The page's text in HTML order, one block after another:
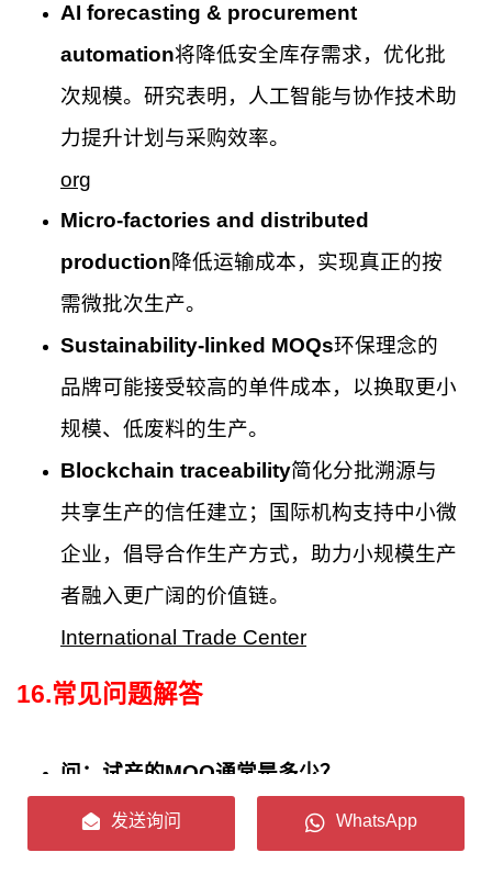
AI forecasting & procurement
automation将降低安全库存需求，优化批
次规模。研究表明，人工智能与协作技术助
力提升计划与采购效率。
org
Micro-factories and distributed
production降低运输成本，实现真正的按
需微批次生产。
Sustainability-linked MOQs环保理念的
品牌可能接受较高的单件成本，以换取更小
规模、低废料的生产。
Blockchain traceability简化分批溯源与
共享生产的信任建立；国际机构支持中小微
企业，倡导合作生产方式，助力小规模生产
者融入更广阔的价值链。
International Trade Center
16.常见问题解答
问：试产的MOQ通常是多少？
A：典型的试点范围为1至10公斤。许多供
应商会收取试点费，以覆盖分析和调试成
发送询问 WhatsApp